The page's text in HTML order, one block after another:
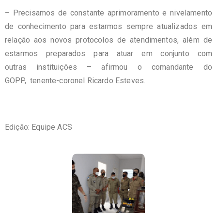
– Precisamos de constante aprimoramento e nivelamento
de conhecimento para estarmos sempre atualizados em
relação aos novos protocolos de atendimentos, além de
estarmos preparados para atuar em conjunto com
outras instituições – afirmou o comandante do
GOPP, tenente-coronel Ricardo Esteves.
Edição: Equipe ACS